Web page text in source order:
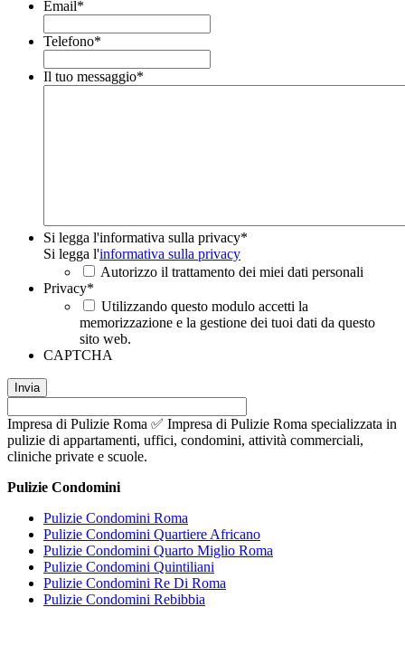
Email*
Telefono*
Il tuo messaggio*
Si legga l'informativa sulla privacy*
Si legga l'informativa sulla privacy
Autorizzo il trattamento dei miei dati personali
Privacy*
Utilizzando questo modulo accetti la
memorizzazione e la gestione dei tuoi dati da questo
sito web.
CAPTCHA
Impresa di Pulizie Roma ✅ Impresa di Pulizie Roma specializzata in
pulizie di appartamenti, uffici, condomini, attività commerciali,
cliniche private e scuole.
Pulizie Condomini
Pulizie Condomini Roma
Pulizie Condomini Quartiere Africano
Pulizie Condomini Quarto Miglio Roma
Pulizie Condomini Quintiliani
Pulizie Condomini Re Di Roma
Pulizie Condomini Rebibbia